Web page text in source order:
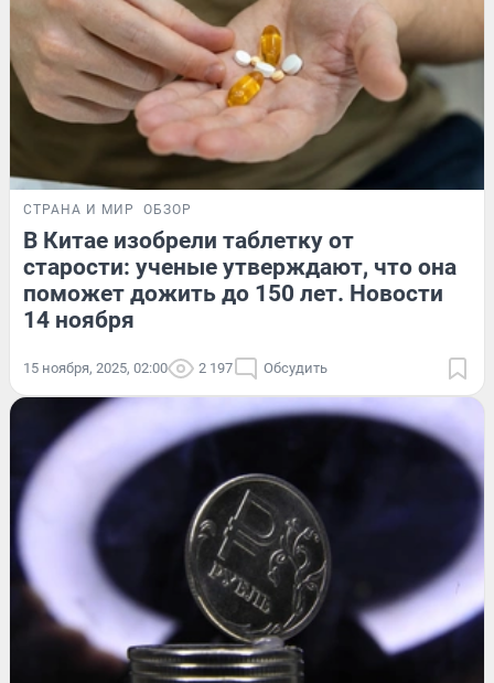
СТРАНА И МИР ОБЗОР
В Китае изобрели таблетку от
старости: ученые утверждают, что она
поможет дожить до 150 лет. Новости
14 ноября
15 ноября, 2025, 02:00 2 197 Обсудить